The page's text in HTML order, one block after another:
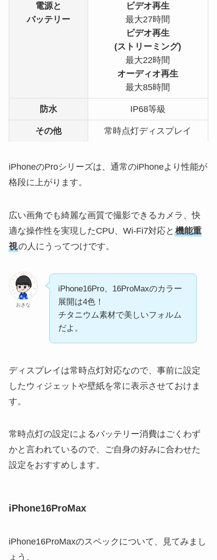
電源と
バッテリー
ビデオ再生
最大27時間
ビデオ再生
(ストリーミング)
最大22時間
オーディオ再生
最大85時間
防水 IP68等級
その他 常時点灯ディスプレイ
iPhoneのProシリーズは、通常のiPhoneより性能が
格段に上がります。
広い画角でも綺麗な画質で撮影できるカメラ、快
適な操作性を実現したCPU、Wi-Fi7対応と 機能重
視の人にうってつけです。
おきな
iPhone16Pro、16ProMaxのカラー
展開は4色！
チタニウム素材で美しいフォルム
だよ。
ディスプレイは常時点灯対応なので、事前に設定
したウィジェットや壁紙を常に表示させておけま
す。
常時点灯の設定によるバッテリー消費はごくわず
かと言われているので、ご自身の好みに合わせた
設定をおすすめします。
iPhone16ProMax
iPhone16ProMaxのスペックについて、見てみまし
ょう。